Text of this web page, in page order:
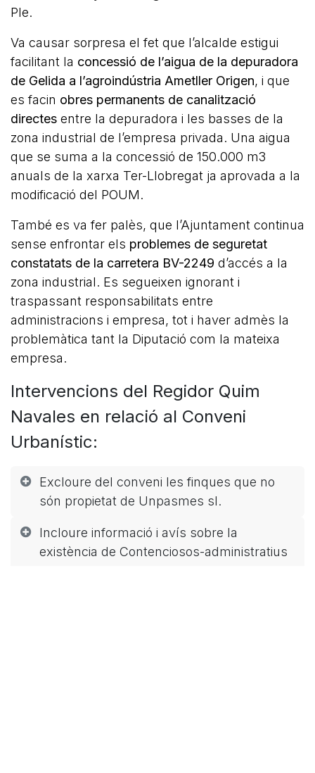
Ple.
Va causar sorpresa el fet que l’alcalde estigui
facilitant la concessió de l’aigua de la depuradora
de Gelida a l’agroindústria Ametller Origen, i que
es facin obres permanents de canalització
directes entre la depuradora i les basses de la
zona industrial de l’empresa privada. Una aigua
que se suma a la concessió de 150.000 m3
anuals de la xarxa Ter-Llobregat ja aprovada a la
modificació del POUM.
També es va fer palès, que l’Ajuntament continua
sense enfrontar els problemes de seguretat
constatats de la carretera BV-2249 d’accés a la
zona industrial. Es segueixen ignorant i
traspassant responsabilitats entre
administracions i empresa, tot i haver admès la
problemàtica tant la Diputació com la mateixa
empresa.
Intervencions del Regidor Quim
Navales en relació al Conveni
Urbanístic:
Excloure del conveni les finques que no
són propietat de Unpasmes sl.
Incloure informació i avís sobre la
existència de Contenciosos-administratius